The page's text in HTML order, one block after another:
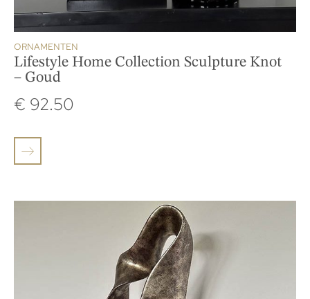
ORNAMENTEN
Lifestyle Home Collection Sculpture Knot
– Goud
€ 92.50